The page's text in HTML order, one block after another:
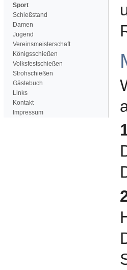
Sport
Schießstand
Damen
Jugend
Vereinsmeisterschaft
Königsschießen
Volksfestschießen
Strohschießen
Gästebuch
Links
Kontakt
Impressum